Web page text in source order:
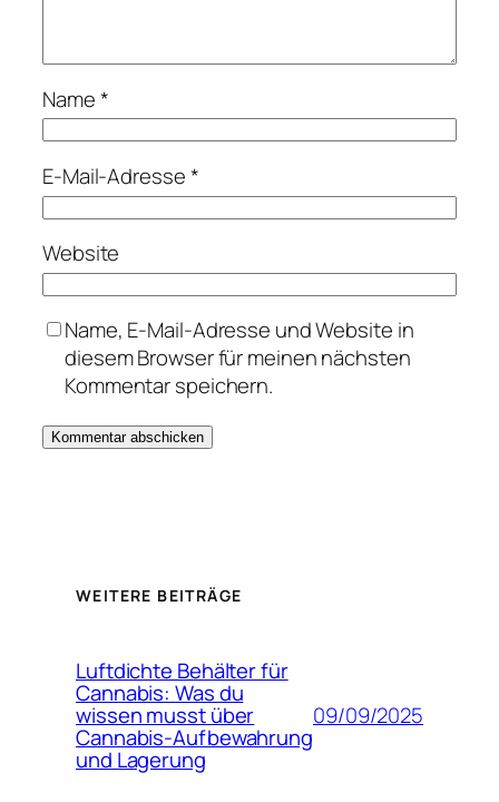
Name*
E-Mail-Adresse*
Website
Name, E-Mail-Adresse und Website in
diesem Browser für meinen nächsten
Kommentar speichern.
WEITERE BEITRÄGE
Luftdichte Behälter für
Cannabis: Was du
wissen musst über
Cannabis-Aufbewahrung
und Lagerung
09/09/2025